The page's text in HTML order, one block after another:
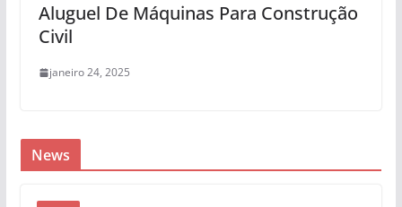
Aluguel De Máquinas Para Construção
Civil
janeiro 24, 2025
News